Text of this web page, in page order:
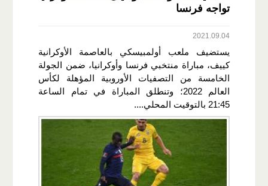
تواجه فرنسا
2021.09.04
يستضيف ملعب أولمبيسكي بالعاصمة الأوكرانية
كييف، مباراة منتخبي فرنسا وأوكرانيا، ضمن الجولة
الخامسة من التصفيات الأوروبية المؤهلة لكأس
العالم 2022؛ وتنطلق المباراة في تمام الساعة
21:45 بالتوقيت المحلي....